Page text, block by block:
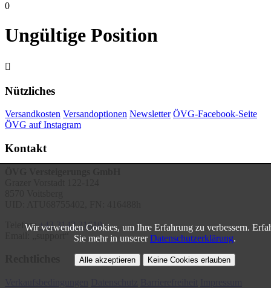
Wir verwenden Cookies, um Ihre Erfahrung zu verbessern.
Sie mehr in unsererDatenschutzerklärung.
Alle akzeptieren Keine Cookies erlauben
0
Ungültige Position

Nützliches
Versandkosten Versandoptionen Newsletter ÖVG-Facebook-Seite
ÖVG auf Instagram
Kontakt
Telefon:+43 3142 21610